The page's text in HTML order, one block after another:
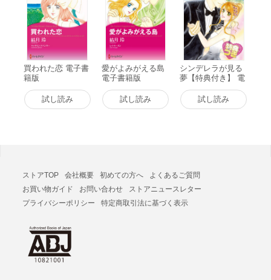
買われた恋 電子書
籍版
試し読み
愛がよみがえる島
電子書籍版
試し読み
シンデレラが見る
夢【特典付き】 電
子書籍版
試し読み
ストアTOP 会社概要 初めての方へ
よくあるご質問
お買い物ガイド
お問い合わせ
ストアニュースレター
プライバシーポリシー
特定商取引法に基づく表示